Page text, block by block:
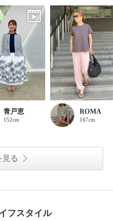
青戸恵
152cm
ROMA
167cm
見る
フスタイル